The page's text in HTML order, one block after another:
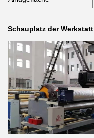
Schauplatz der Werkstatt